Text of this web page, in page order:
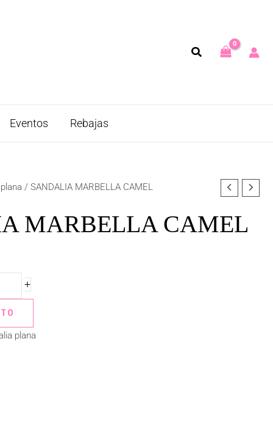
Eventos Rebajas
/ SANDALIA MARBELLA CAMEL
MARBELLA CAMEL
+
plana